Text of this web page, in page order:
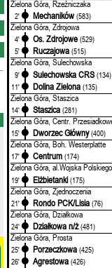
Zielona Góra, Rzeźniczaka
2' Mechaników (583)
Zielona Góra, Zdrojowa
4' Os. Zdrojowe (529)
5'
Ruczajowa (515)
Zielona Góra, Sulechowska
9' Sulechowska CRS (134)
11'
Dolina Zielona (135)
Zielona Góra, Staszica
14' Staszica (281)
Zielona Góra, Centr.
15' Dworzec Główny (400)
Zielona Góra, Boh. Westerplatte
17' Centrum (174)
Zielona Góra, al.Wojska Polskiego
19' Elżbietanki (175)
Zielona Góra, Zjednoczenia
21' Rondo PCK/Lisia (76)
Zielona Góra, Działkowa
24' Działkowa n/ż (481)
Zielona Góra, Prosta
25' Porzeczkowa (425)
26'
Agrestowa (426)